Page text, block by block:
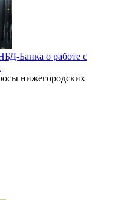
Банка о работе с
нижегородских